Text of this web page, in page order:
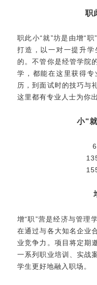
职
职此小“就”坊是由增“
打造，以一对一提升学
的。不管你是经管学院
学，都能在这里获得
历，到面试时的技巧与
这里都有专业人士为你
小“
增“职”营是经济与管理
在通过与各大知名企业
业竞争力。项目将定期
一系列职业培训、实战
学生更好地融入职场。